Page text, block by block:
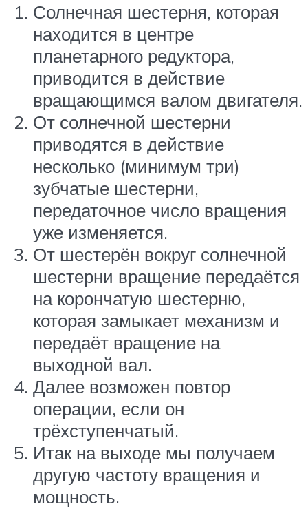
Солнечная шестерня, которая
находится в центре
планетарного редуктора,
приводится в действие
вращающимся валом двигателя.
От солнечной шестерни
приводятся в действие
несколько (минимум три)
зубчатые шестерни,
передаточное число вращения
уже изменяется.
От шестерён вокруг солнечной
шестерни вращение передаётся
на корончатую шестерню,
которая замыкает механизм и
передаёт вращение на
выходной вал.
Далее возможен повтор
операции, если он
трёхступенчатый.
Итак на выходе мы получаем
другую частоту вращения и
мощность.